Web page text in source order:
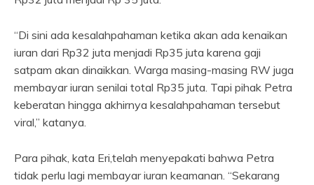
“Di sini ada kesalahpahaman ketika akan ada kenaikan
iuran dari Rp32 juta menjadi Rp35 juta karena gaji
satpam akan dinaikkan. Warga masing-masing RW juga
membayar iuran senilai total Rp35 juta. Tapi pihak Petra
keberatan hingga akhirnya kesalahpahaman tersebut
viral,” katanya.
Para pihak, kata Eri,telah menyepakati bahwa Petra
tidak perlu lagi membayar iuran keamanan. “Sekarang